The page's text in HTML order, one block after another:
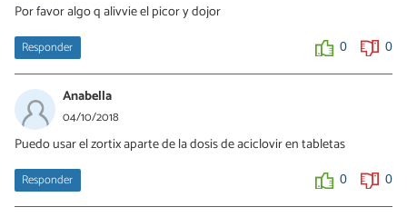
Por favor algo q alivvie el picor y dojor
Responder 0 0
Anabella
04/10/2018
Puedo usar el zortix aparte de la dosis de aciclovir en tabletas
Responder 0 0